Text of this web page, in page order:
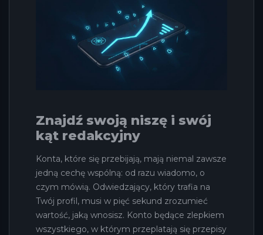
Znajdź swoją niszę i swój
kąt redakcyjny
Konta, które się przebijają, mają niemal zawsze
jedną cechę wspólną: od razu wiadomo, o
czym mówią. Odwiedzający, który trafia na
Twój profil, musi w pięć sekund zrozumieć
wartość, jaką wnosisz. Konto będące zlepkiem
wszystkiego, w którym przeplatają się przepisy